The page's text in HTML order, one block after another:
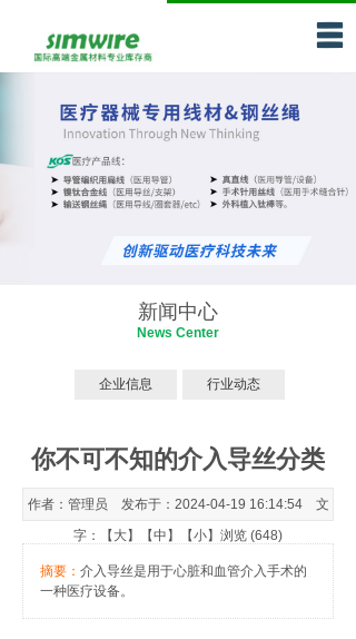
企业介绍
产品中心
服务网络
企业信息 行业动态
新闻中心
News Center
你不可不知的介入导丝分类
作者：管理员 发布于：2024-04-19 16:14:54 文
字：【 大】【中 】【小】浏览 (648)
摘要： 介入导丝是用于心脏和血管介入手术的
一种医疗设备。